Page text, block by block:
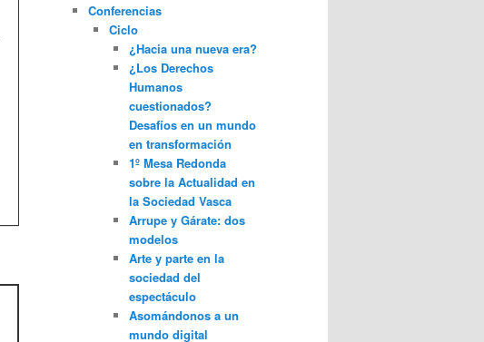
Conferencias
Ciclo
¿Hacia una nueva era?
¿Los Derechos
Humanos
cuestionados?
Desafíos en un mundo
en transformación
1º Mesa Redonda
sobre la Actualidad en
la Sociedad Vasca
Arrupe y Gárate: dos
modelos
Arte y parte en la
sociedad del
espectáculo
Asomándonos a un
mundo digital